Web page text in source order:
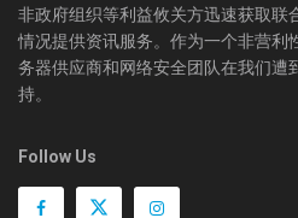
非政府组织等利益攸关方迅速获取联
情况提供资讯服务。作为一个非营利
务器供应商和网络安全团队在我们遭
持。
Follow Us